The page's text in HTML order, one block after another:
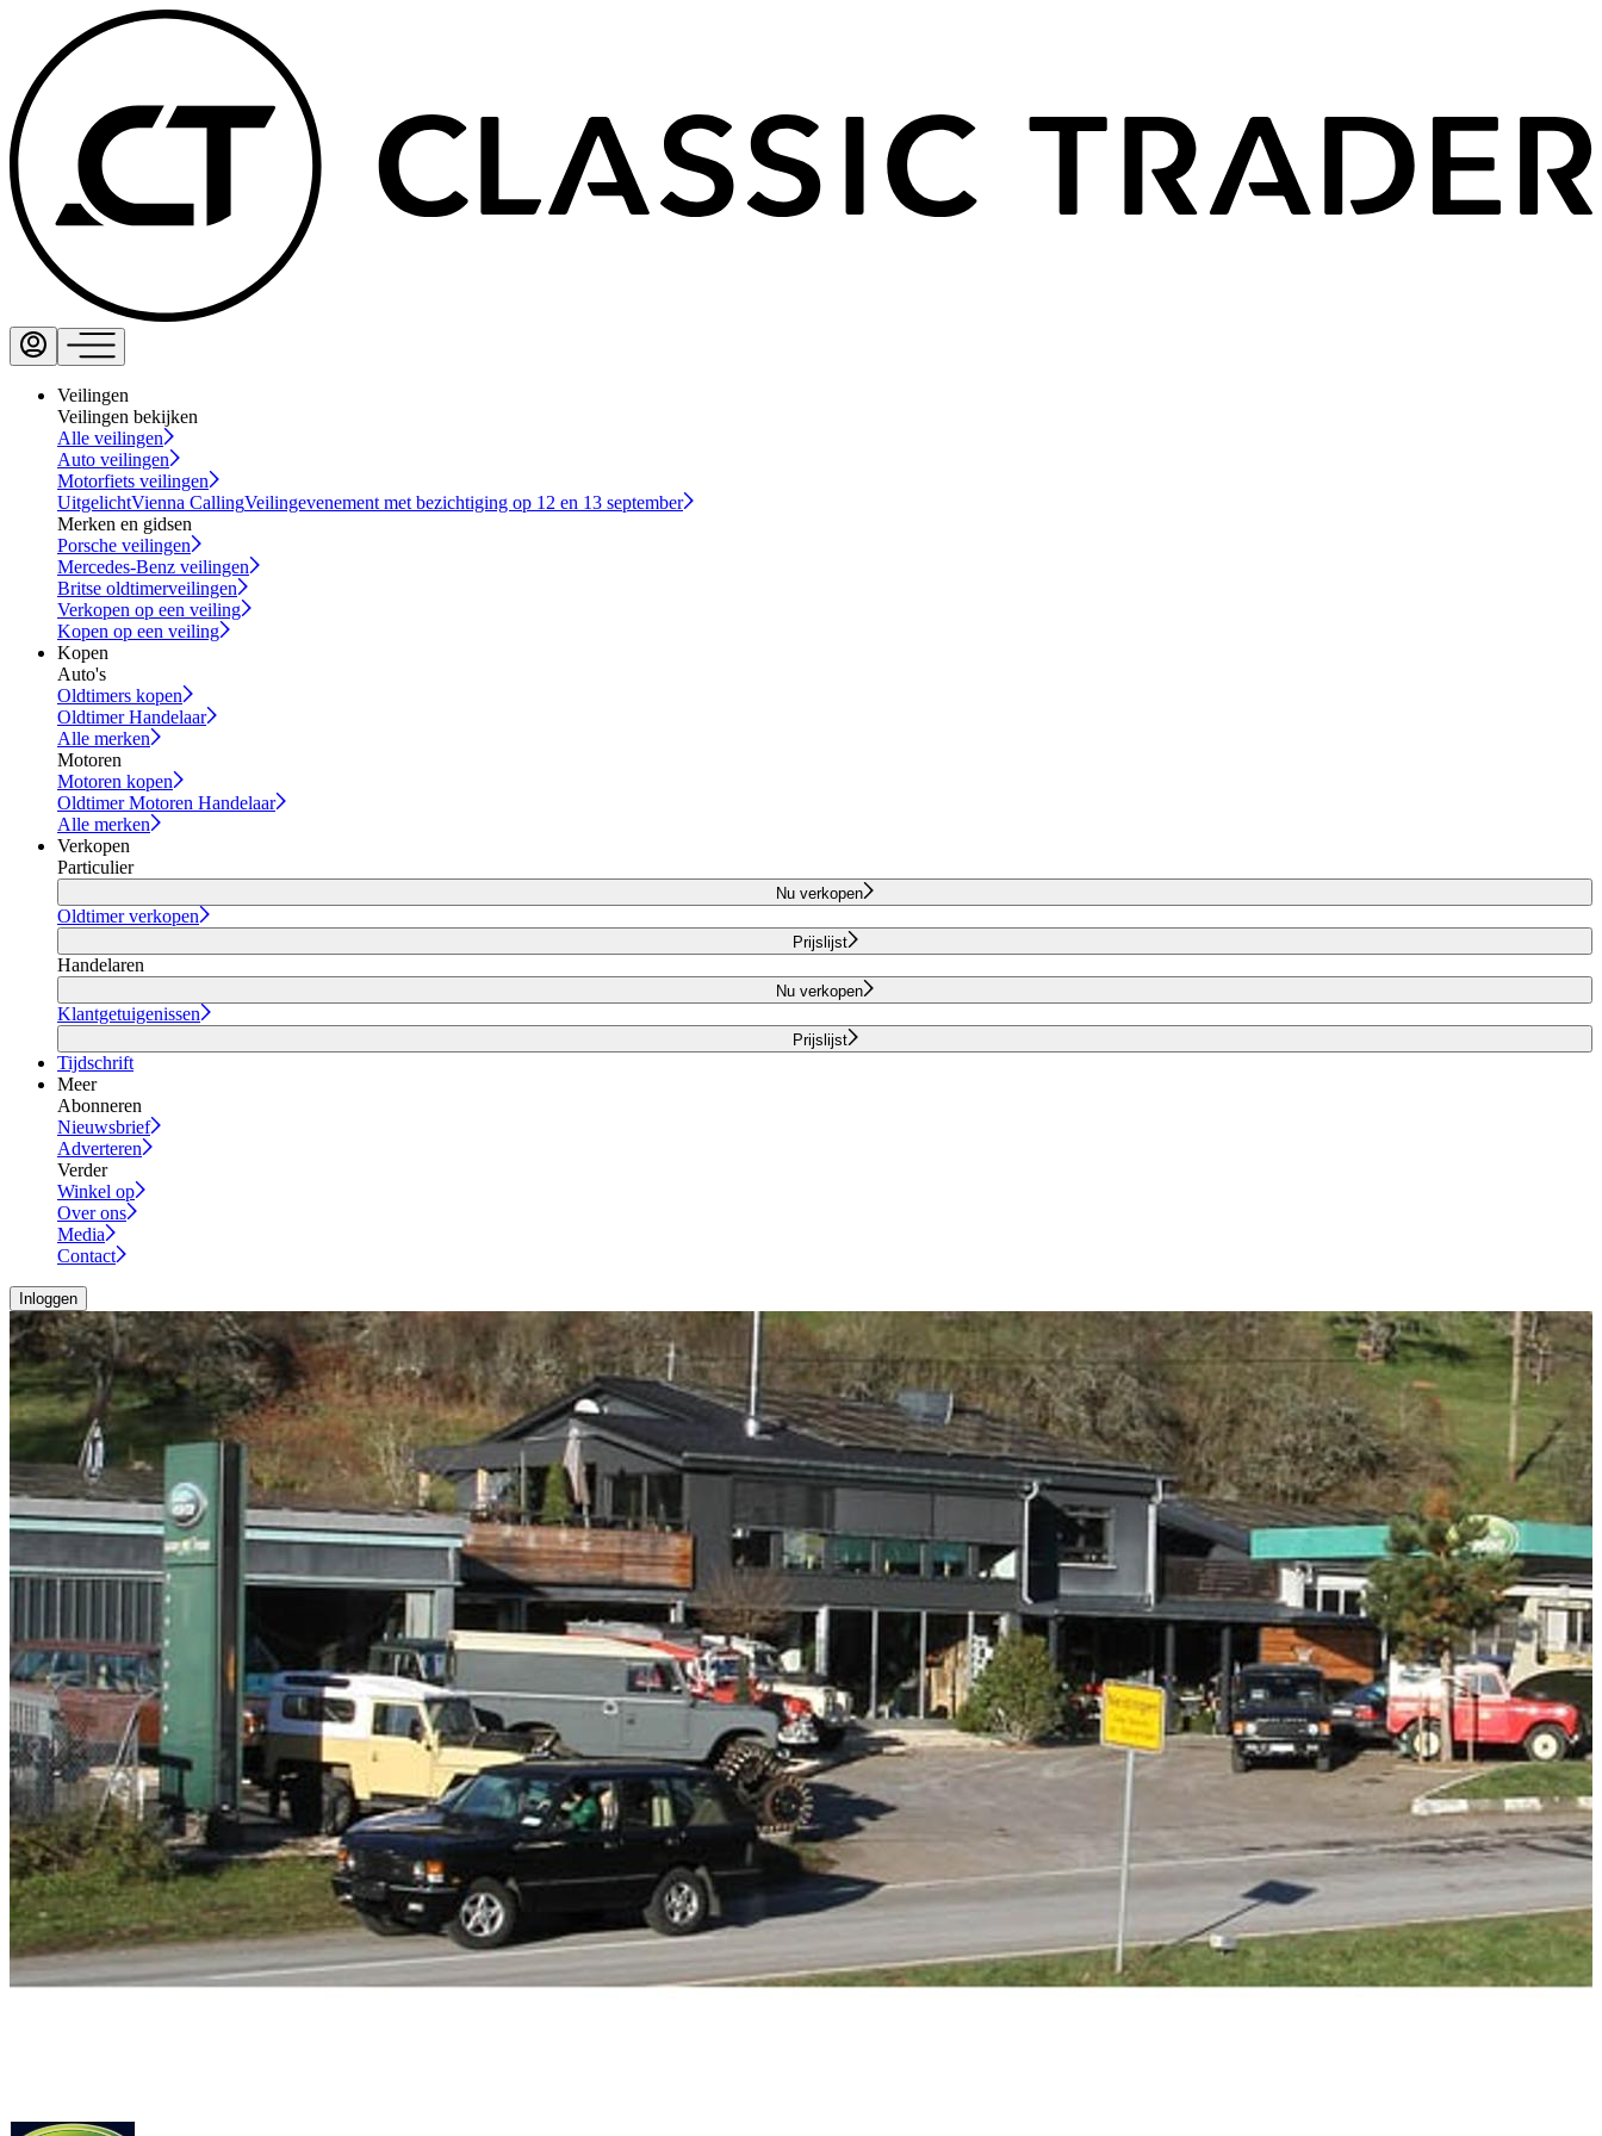
Veilingen
Veilingen bekijken
Alle veilingen
Auto veilingen
Motorfiets veilingen
UitgelichtVienna CallingVeilingevenement met bezichtiging op 12 en 13 september
Merken en gidsen
Porsche veilingen
Mercedes-Benz veilingen
Britse oldtimerveilingen
Verkopen op een veiling
Kopen op een veiling
Kopen
Auto's
Oldtimers kopen
Oldtimer Handelaar
Alle merken
Motoren
Motoren kopen
Oldtimer Motoren Handelaar
Alle merken
Verkopen
Particulier
Nu verkopen
Oldtimer verkopen
Prijslijst
Handelaren
Nu verkopen
Klantgetuigenissen
Prijslijst
Tijdschrift
Meer
Abonneren
Nieuwsbrief
Adverteren
Verder
Winkel op
Over ons
Media
Contact
Inloggen